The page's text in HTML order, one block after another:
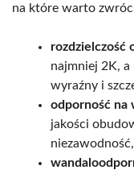
na które warto
rozdzielczość
najmniej 2K,
wyraźny i
odporność na
jakości
niezawodność,